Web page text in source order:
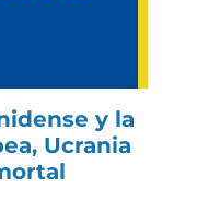
y la
Ucrania